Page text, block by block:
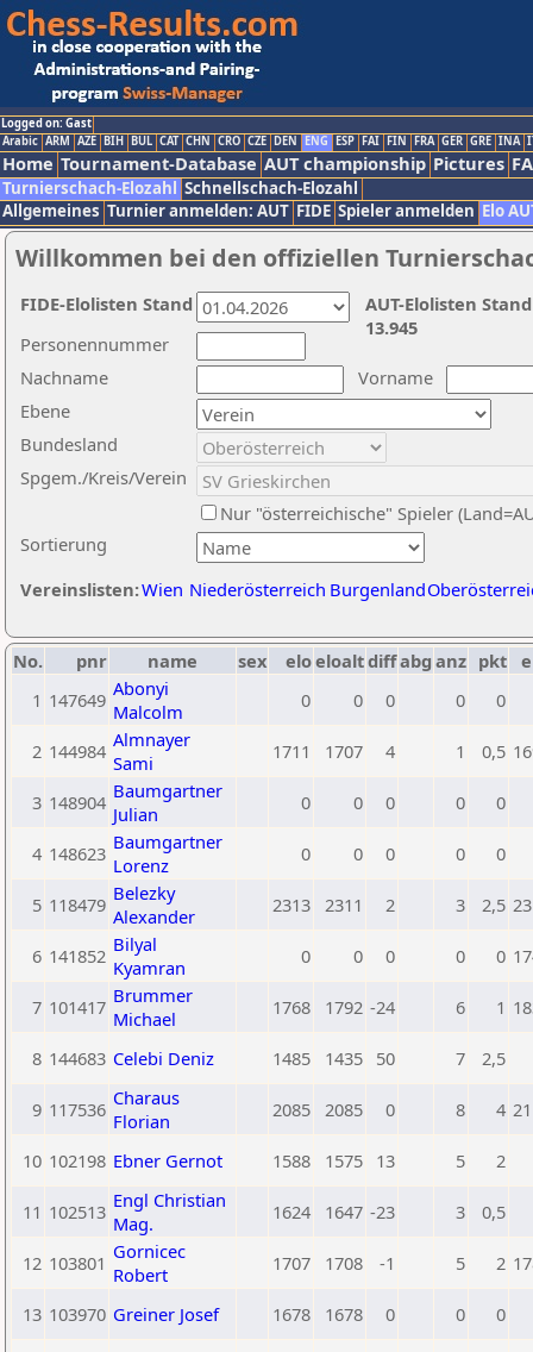
Logged on: Gast
Arabic ARM AZE BIH BUL CAT CHN CRO CZE DEN ENG ESP FAI FIN FRA GER GRE INA
Home Tournament-Database AUT championship Pictures
Turnierschach-Elozahl Schnellschach-Elozahl
Allgemeines Turnier anmelden: AUT FIDE Spieler anmelden Elo
Willkommen bei den offiziellen
Nachname
Vorname
Ebene
Sortierung
Personennummer
Bundesland
Spgem./Kreis/Verein
Nur "österreichische" Spieler
Vereinslisten:Wien Niederösterreich Burgenland
AUT-Elolisten
13.945
FIDE-Elolisten Stand
No. pnr name sex eloeloaltdiffabg anz pkt
1 147649 Abonyi
Malcolm
0 0 0 0 0
2 144984 Almnayer
Sami
1711 1707 4 1 0,5
3 148904 Baumgartner
Julian
0 0 0 0 0
4 148623 Baumgartner
Lorenz
0 0 0 0 0
5 118479 Belezky
Alexander
2313 2311 2 3 2,5
6 141852 Bilyal
Kyamran
0 0 0 0 0
7 101417 Brummer
Michael
1768 1792 -24 6 1
8 144683 Celebi Deniz 1485 1435 50 7 2,5
9 117536 Charaus
Florian
2085 2085 0 8 4
10 102198 Ebner Gernot 1588 1575 13 5 2
11 102513 Engl Christian
Mag.
1624 1647 -23 3 0,5
12 103801 Gornicec
Robert
1707 1708 -1 5 2
13 103970 Greiner Josef 1678 1678 0 0 0